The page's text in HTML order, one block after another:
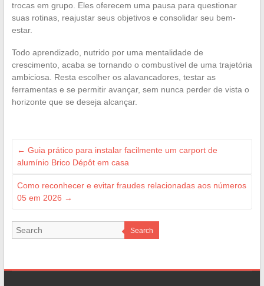
trocas em grupo. Eles oferecem uma pausa para questionar
suas rotinas, reajustar seus objetivos e consolidar seu bem-
estar.
Todo aprendizado, nutrido por uma mentalidade de
crescimento, acaba se tornando o combustível de uma trajetória
ambiciosa. Resta escolher os alavancadores, testar as
ferramentas e se permitir avançar, sem nunca perder de vista o
horizonte que se deseja alcançar.
← Guia prático para instalar facilmente um carport de
alumínio Brico Dépôt em casa
Como reconhecer e evitar fraudes relacionadas aos números
05 em 2026 →
Search